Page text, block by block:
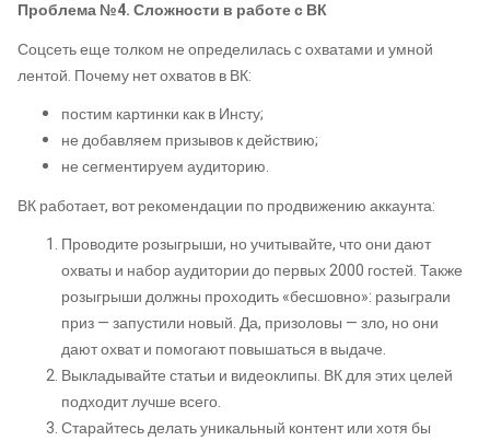
Проблема №4. Сложности в работе с ВК
Соцсеть еще толком не определилась с охватами и умной
лентой. Почему нет охватов в ВК:
постим картинки как в Инсту;
не добавляем призывов к действию;
не сегментируем аудиторию.
ВК работает, вот рекомендации по продвижению аккаунта:
Проводите розыгрыши, но учитывайте, что они дают
охваты и набор аудитории до первых 2000 гостей. Также
розыгрыши должны проходить «бесшовно»: разыграли
приз — запустили новый. Да, призоловы — зло, но они
дают охват и помогают повышаться в выдаче.
Выкладывайте статьи и видеоклипы. ВК для этих целей
подходит лучше всего.
Старайтесь делать уникальный контент или хотя бы